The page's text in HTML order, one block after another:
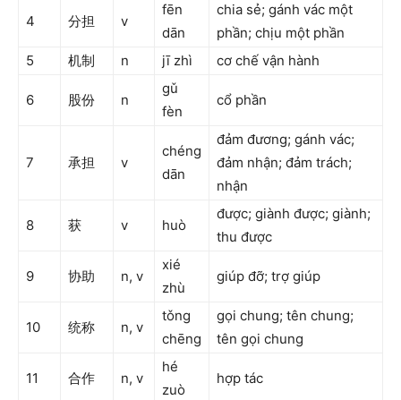
4 分担 v
fēn
dān
chia sẻ; gánh vác một
phần; chịu một phần
5
机制 n jī zhì cơ chế vận hành
6 股份 n
gǔ
fèn
cổ phần
7 承担 v
chéng
dān
đảm đương; gánh vác;
đảm nhận; đảm trách;
nhận
8 获 v huò
được; giành được; giành;
thu được
9 协助 n, v
xié
zhù
giúp đỡ; trợ giúp
10 统称 n, v
tǒng
chēng
gọi chung; tên chung;
tên gọi chung
11 合作 n, v
hé
zuò
hợp tác